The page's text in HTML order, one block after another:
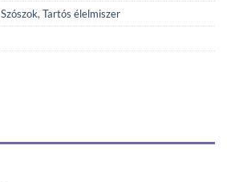
Szószok, Tartós élelmiszer